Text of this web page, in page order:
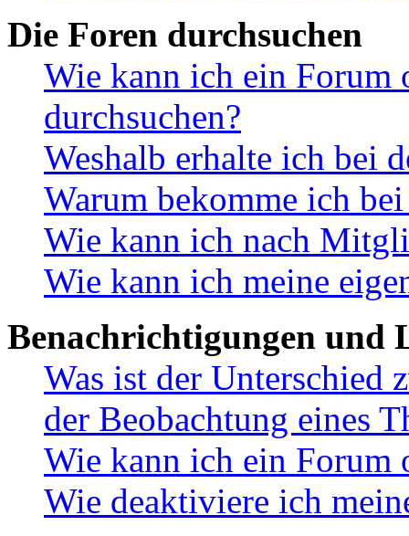
Die Foren durchsuchen
Wie kann ich ein Forum
durchsuchen?
Weshalb erhalte ich bei
Warum bekomme ich
Wie kann ich nach
Wie kann ich meine
Benachrichtigungen und
Was ist der Unterschied
der Beobachtung eines
Wie kann ich ein Forum
Wie deaktiviere ich